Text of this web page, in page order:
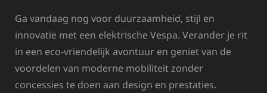
Ga vandaag nog voor duurzaamheid, stijl en
innovatie met een elektrische Vespa. Verander je rit
in een eco-vriendelijk avontuur en geniet van de
voordelen van moderne mobiliteit zonder
concessies te doen aan design en prestaties.